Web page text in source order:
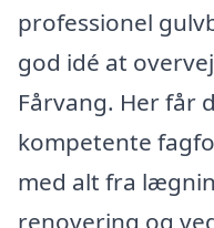
professionel
god idé at
Fårvang. Her får
kompetente
med alt fra